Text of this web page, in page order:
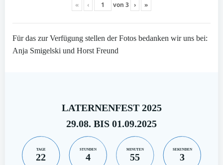
« ‹ von 3 › »
Für das zur Verfügung stellen der Fotos bedanken wir uns bei:
Anja Smigelski und Horst Freund
LATERNENFEST 2025
29.08. BIS 01.09.2025
TAGE
22
STUNDEN
4
MINUTEN
55
SEKUNDEN
2